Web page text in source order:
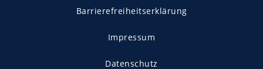
Barrierefreiheitserklärung
Impressum
Datenschutz